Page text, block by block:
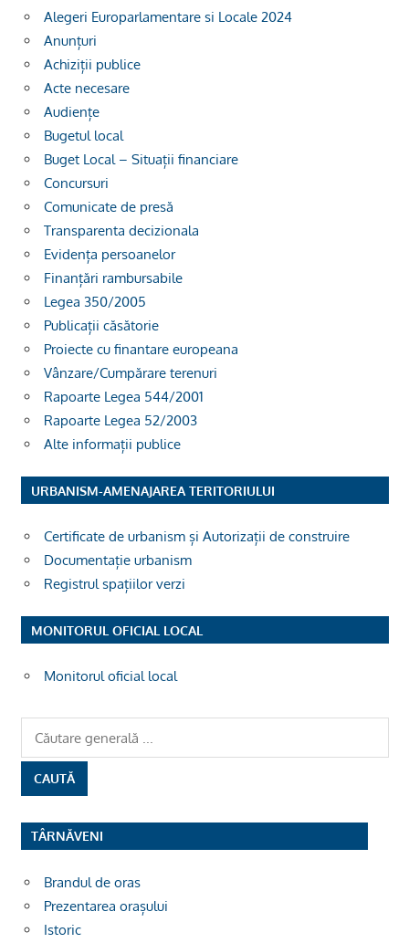
Alegeri Europarlamentare si Locale 2024
Anunțuri
Achiziții publice
Acte necesare
Audiențe
Bugetul local
Buget Local – Situații financiare
Concursuri
Comunicate de presă
Transparenta decizionala
Evidența persoanelor
Finanțări rambursabile
Legea 350/2005
Publicații căsătorie
Proiecte cu finantare europeana
Vânzare/Cumpărare terenuri
Rapoarte Legea 544/2001
Rapoarte Legea 52/2003
Alte informații publice
URBANISM-AMENAJAREA TERITORIULUI
Certificate de urbanism și Autorizații de construire
Documentație urbanism
Registrul spațiilor verzi
MONITORUL OFICIAL LOCAL
Monitorul oficial local
TÂRNĂVENI
Brandul de oras
Prezentarea orașului
Istoric